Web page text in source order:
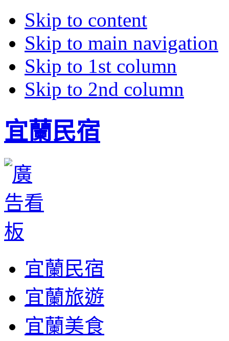
Skip to content
Skip to main navigation
Skip to 1st column
Skip to 2nd column
宜蘭民宿
宜蘭民宿
宜蘭旅遊
宜蘭美食